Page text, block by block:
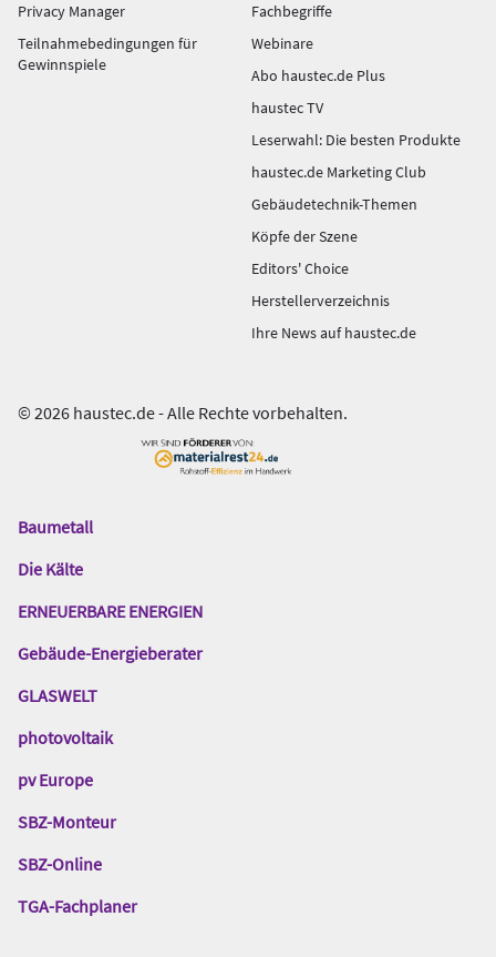
Privacy Manager
Teilnahmebedingungen für
Gewinnspiele
Fachbegriffe
Webinare
Abo haustec.de Plus
haustec TV
Leserwahl: Die besten Produkte
haustec.de Marketing Club
Gebäudetechnik-Themen
Köpfe der Szene
Editors' Choice
Herstellerverzeichnis
Ihre News auf haustec.de
© 2026 haustec.de - Alle Rechte vorbehalten.
Das
Gentner
Baumetall
Die Kälte
ERNEUERBARE ENERGIEN
Gebäude-Energieberater
GLASWELT
photovoltaik
pv Europe
SBZ-Monteur
SBZ-Online
TGA-Fachplaner